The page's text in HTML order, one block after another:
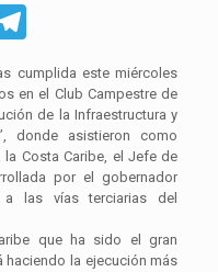
cumplida este miércoles
en el Club Campestre de
de la Infraestructura y
donde asistieron como
Costa Caribe, el Jefe de
por el gobernador
a las vías terciarias del
que ha sido el gran
haciendo la ejecución más